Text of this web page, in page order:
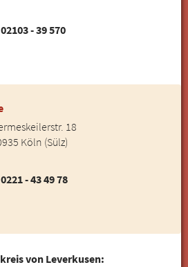
02103 - 39 570
18
Köln (Sülz)
0221 - 43 49 78
von Leverkusen: